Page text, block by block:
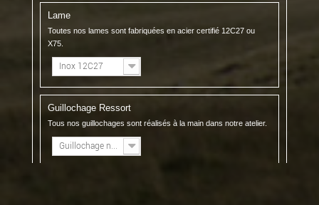
Lame
Toutes nos lames sont fabriquées en acier certifié 12C27 ou
X75.
Inox 12C27
Guillochage Ressort
Tous nos guillochages sont réalisés à la main dans notre atelier.
Guillochage n°1